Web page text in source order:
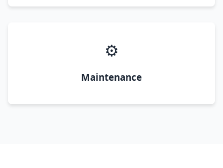
⚙️
Maintenance